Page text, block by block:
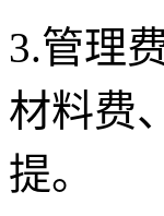
3.管理
材料费
提。